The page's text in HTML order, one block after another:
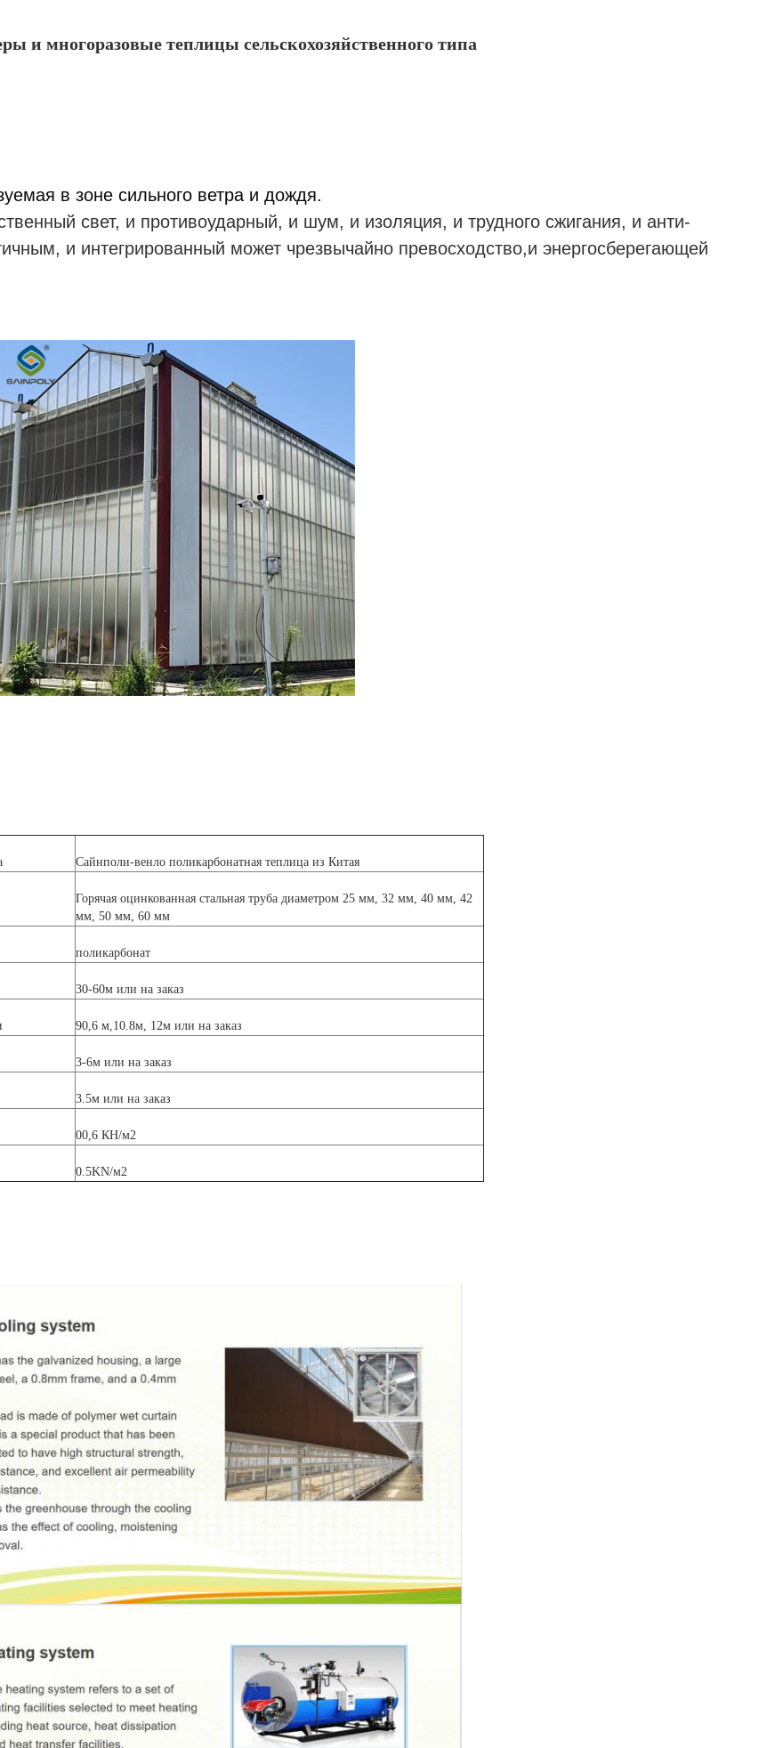
и многоразовые теплицы сельскохозяйственного типа
в зоне сильного ветра и дождя.
свет, и противоударный, и шум, и изоляция, и трудного сжигания, и анти-
и интегрированный может чрезвычайно превосходство,и энергосберегающей
Сайнполи-венло поликарбонатная теплица из Китая
Горячая оцинкованная стальная труба диаметром 25 мм, 32 мм, 40 мм, 42
мм, 50 мм, 60 мм
поликарбонат
30-60м или на заказ
90,6 м,10.8м, 12м или на заказ
3-6м или на заказ
3.5м или на заказ
00,6 КН/м2
0.5KN/м2